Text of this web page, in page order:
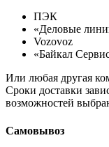
ПЭК
«Деловые
Vozovoz
«Байкал
Или любая другая
Сроки доставки
возможностей
Самовывоз